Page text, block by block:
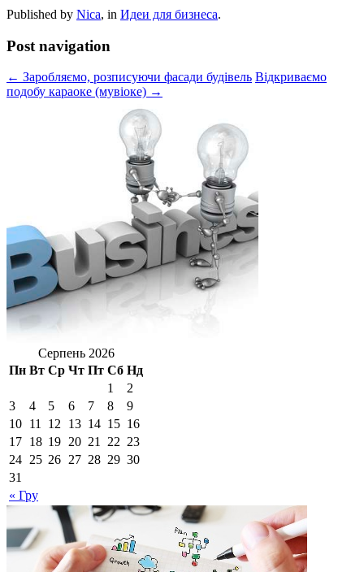
Published by Nica, in Идеи для бизнеса.
Post navigation
← Заробляємо, розписуючи фасади будівель Відкриваємо
подобу караоке (мувіоке) →
Серпень 2026
Пн Вт Ср Чт Пт Сб Нд
« Гру
1
2
3
4 5 6 7 8
9
10 11 12 13 14 15 16
17 18 19 20 21 22 23
24 25 26 27 28 29 30
31